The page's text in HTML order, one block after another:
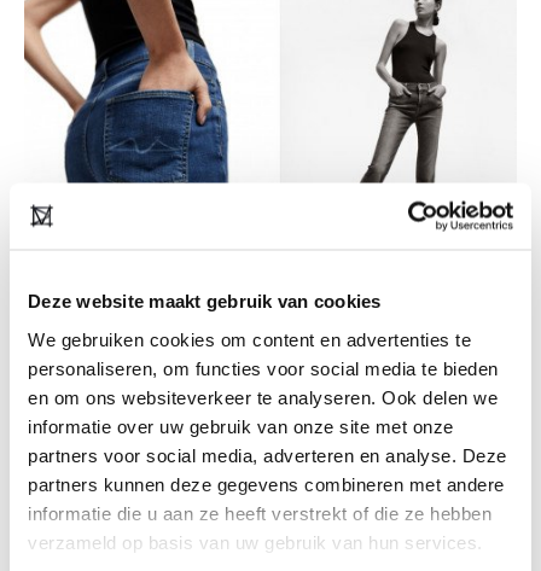
Deze website maakt gebruik van cookies
We gebruiken cookies om content en advertenties te
personaliseren, om functies voor social media te bieden
en om ons websiteverkeer te analyseren. Ook delen we
informatie over uw gebruik van onze site met onze
partners voor social media, adverteren en analyse. Deze
partners kunnen deze gegevens combineren met andere
informatie die u aan ze heeft verstrekt of die ze hebben
verzameld op basis van uw gebruik van hun services.
Een van de eerste merken die nu echt een
belangrijk statement hebben gemaakt is 7 For
All Mankind. Of het te maken heeft met de
huidige crisis weet ik niet zeker, maar het is
misschien net even te toevallig dat dit premium
jeansmerk uitgerekend nu met een behoorlijk
ambitieus plan komt. Het label wil namelijk dat